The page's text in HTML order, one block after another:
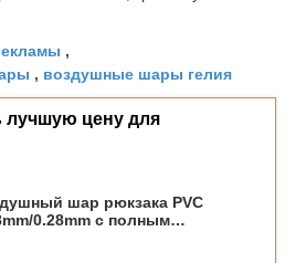
,
, воздушные шары гелия
лучшую цену для
шар рюкзака PVC
0.28mm с полным